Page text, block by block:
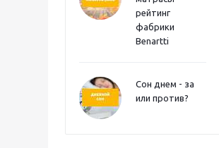
рейтинг
фабрики
Benartti
Сон днем - за
или против?